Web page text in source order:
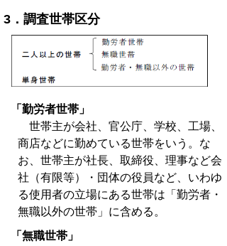
3．調査世帯区分
「勤労者世帯」
世帯主が会社、官公庁、学校、工場、
商店などに勤めている世帯をいう。な
お、世帯主が社長、取締役、理事など会
社（有限等）・団体の役員など、いわゆ
る使用者の立場にある世帯は「勤労者・
無職以外の世帯」に含める。
「無職世帯」